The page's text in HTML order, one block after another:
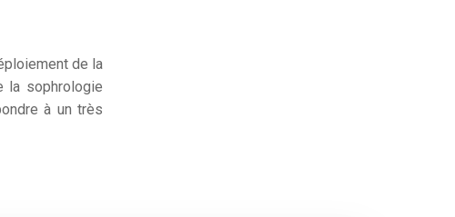
de la
la sophrologie
à un très